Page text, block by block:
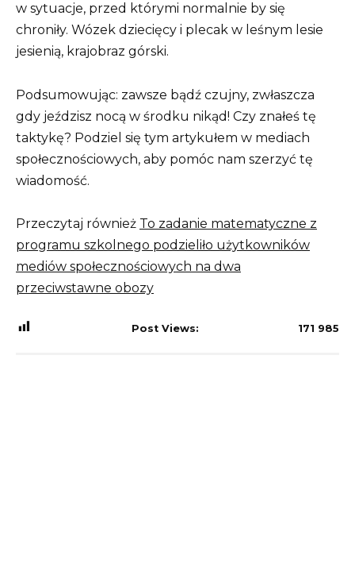
w sytuacje, przed którymi normalnie by się
chroniły. Wózek dziecięcy i plecak w leśnym lesie
jesienią, krajobraz górski.
Podsumowując: zawsze bądź czujny, zwłaszcza
gdy jeździsz nocą w środku nikąd! Czy znałeś tę
taktykę? Podziel się tym artykułem w mediach
społecznościowych, aby pomóc nam szerzyć tę
wiadomość.
Przeczytaj również To zadanie matematyczne z
programu szkolnego podzieliło użytkowników
mediów społecznościowych na dwa
przeciwstawne obozy
Post Views: 171 985